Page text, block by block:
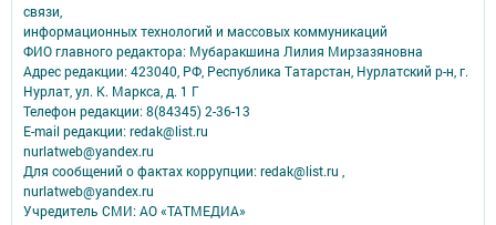
связи,
информационных технологий и массовых коммуникаций
ФИО главного редактора: Мубаракшина Лилия Мирзазяновна
Адрес редакции: 423040, РФ, Республика Татарстан, Нурлатский р-н, г.
Нурлат, ул. К. Маркса, д. 1 Г
Телефон редакции: 8(84345) 2-36-13
E-mail редакции: redak@list.ru
nurlatweb@yandex.ru
Для сообщений о фактах коррупции: redak@list.ru ,
nurlatweb@yandex.ru
Учредитель СМИ: АО «ТАТМЕДИА»